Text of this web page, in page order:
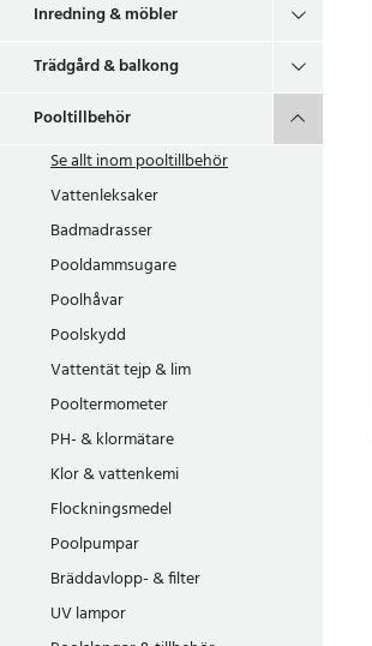
Inredning & möbler
Trädgård & balkong
Pooltillbehör
Se allt inompooltillbehör
Vattenleksaker
Badmadrasser
Pooldammsugare
Poolhåvar
Poolskydd
Vattentät tejp & lim
Pooltermometer
PH- & klormätare
Klor & vattenkemi
Flockningsmedel
Poolpumpar
Bräddavlopp- & filter
UV lampor